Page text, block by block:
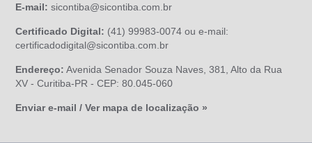
E-mail:sicontiba@sicontiba.com.br
Certificado Digital: (41) 99983-0074 ou e-mail:
certificadodigital@sicontiba.com.br
Endereço: Avenida Senador Souza Naves, 381, Alto da Rua
XV - Curitiba-PR - CEP: 80.045-060
Enviar e-mail / Ver mapa de localização »